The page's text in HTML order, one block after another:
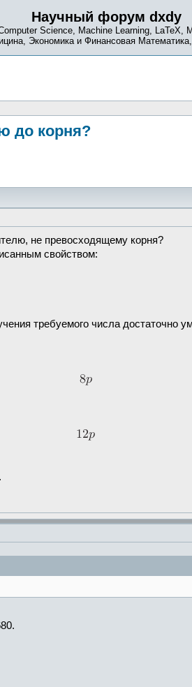
Научный форум dxdy
Science, Machine Learning, LaTeX,
Экономика и Финансовая
до корня?
не превосходящему корня?
свойством:
требуемого числа достаточно